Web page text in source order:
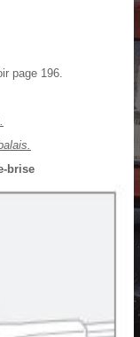
page 196.
brise